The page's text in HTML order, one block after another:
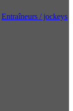
Entraîneurs / jockeys